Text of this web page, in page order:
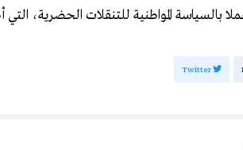
المواطنية للتنقلات الحضرية، التي أطلقتها
Twitter